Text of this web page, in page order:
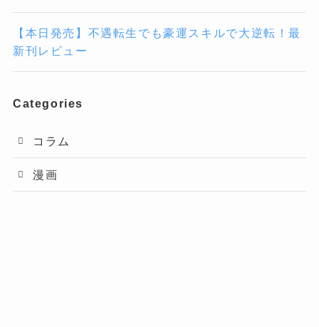
【本日発売】不遇転生でも豪運スキルで大逆転！最
新刊レビュー
Categories
コラム
漫画